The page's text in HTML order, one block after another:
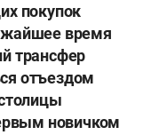
покупок
время
трансфер
отъездом
новичком